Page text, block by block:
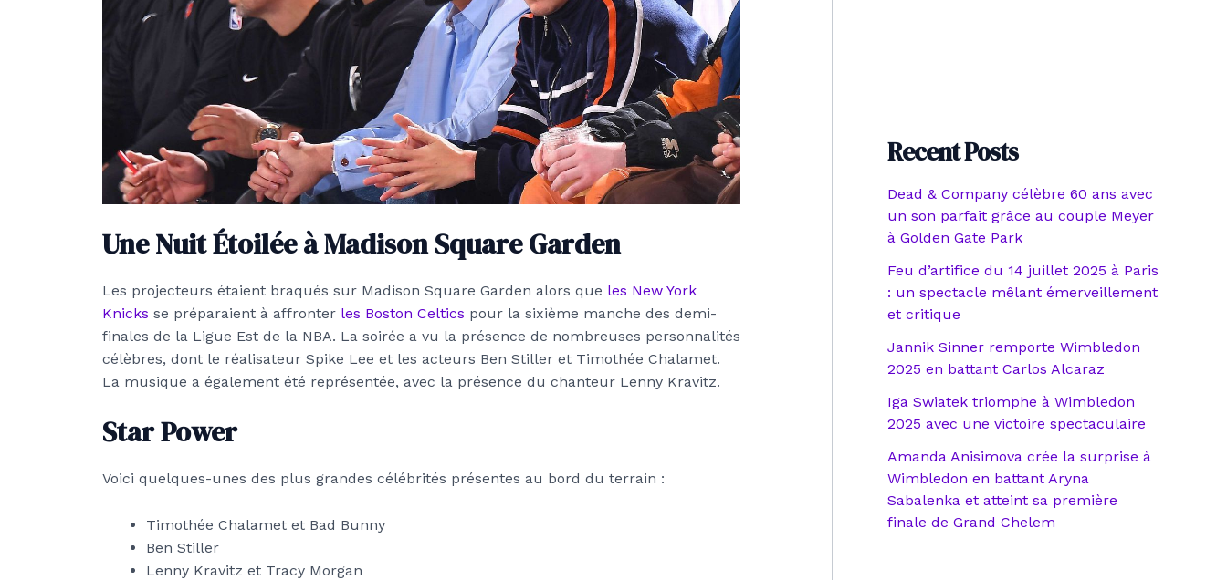
Une Nuit Étoilée à Madison Square Garden
Les projecteurs étaient braqués sur Madison Square Garden alors que les New York
Knicks se préparaient à affronter les Boston Celtics pour la sixième manche des demi-
finales de la Ligue Est de la NBA. La soirée a vu la présence de nombreuses personnalités
célèbres, dont le réalisateur Spike Lee et les acteurs Ben Stiller et Timothée Chalamet.
La musique a également été représentée, avec la présence du chanteur Lenny Kravitz.
Star Power
Voici quelques-unes des plus grandes célébrités présentes au bord du terrain :
Timothée Chalamet et Bad Bunny
Ben Stiller
Lenny Kravitz et Tracy Morgan
Recent Posts
Dead & Company célèbre 60 ans avec
un son parfait grâce au couple Meyer
à Golden Gate Park
Feu d’artifice du 14 juillet 2025 à Paris
: un spectacle mêlant émerveillement
et critique
Jannik Sinner remporte Wimbledon
2025 en battant Carlos Alcaraz
Iga Swiatek triomphe à Wimbledon
2025 avec une victoire spectaculaire
Amanda Anisimova crée la surprise à
Wimbledon en battant Aryna
Sabalenka et atteint sa première
finale de Grand Chelem